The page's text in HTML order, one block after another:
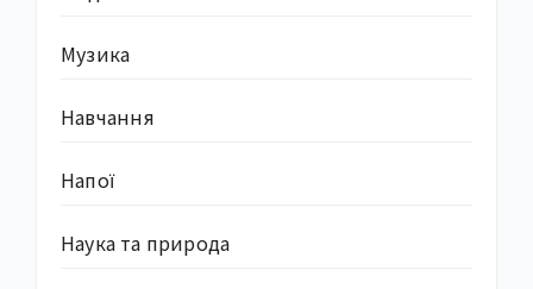
Музика
Навчання
Напої
Наука та природа